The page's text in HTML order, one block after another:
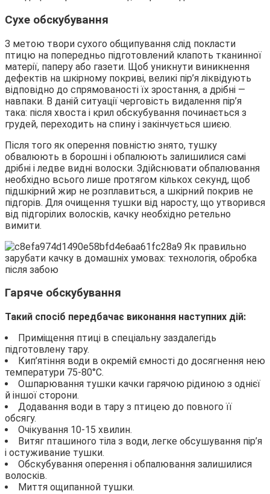
Сухе обскубування
З метою твори сухого общипування слід покласти
птицю на попередньо підготовлений клапоть тканинної
матерії, паперу або газети. Щоб уникнути виникнення
дефектів на шкірному покриві, великі пір’я ліквідують
відповідно до спрямованості їх зростання, а дрібні —
навпаки. В даній ситуації черговість видалення пір’я
така: після хвоста і крил обскубування починається з
грудей, переходить на спину і закінчується шиєю.
Після того як оперення повністю знято, тушку
обвалюють в борошні і обпалюють залишилися самі
дрібні і ледве видні волоски. Здійснювати обпалювання
необхідно всього лише протягом кількох секунд, щоб
підшкірний жир не розплавиться, а шкірний покрив не
підгорів. Для очищення тушки від наросту, що утворився
від підгорілих волосків, качку необхідно ретельно
вимити.
Гаряче обскубування
Такий спосіб передбачає виконання наступних дій:
Приміщення птиці в спеціальну заздалегідь
підготовлену тару.
Кип’ятіння води в окремій ємності до досягнення нею
температури 75-80°С.
Ошпарювання тушки качки гарячою рідиною з однієї
й іншої сторони.
Додавання води в тару з птицею до повного її
обсягу.
Очікування 10-15 хвилин.
Витяг пташиного тіла з води, легке обсушування пір’я
і остуживание тушки.
Обскубування оперення і обпалювання залишилися
волосків.
Миття ощипанной тушки.